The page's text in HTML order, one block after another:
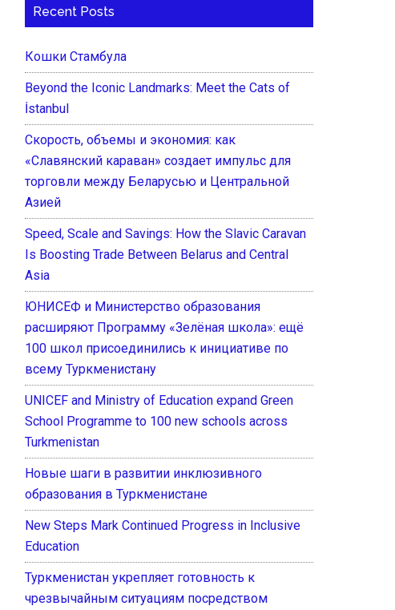
Recent Posts
Кошки Стамбула
Beyond the Iconic Landmarks: Meet the Cats of
İstanbul
Скорость, объемы и экономия: как
«Славянский караван» создает импульс для
торговли между Беларусью и Центральной
Азией
Speed, Scale and Savings: How the Slavic Caravan
Is Boosting Trade Between Belarus and Central
Asia
ЮНИСЕФ и Министерство образования
расширяют Программу «Зелёная школа»: ещё
100 школ присоединились к инициативе по
всему Туркменистану
UNICEF and Ministry of Education expand Green
School Programme to 100 new schools across
Turkmenistan
Новые шаги в развитии инклюзивного
образования в Туркменистане
New Steps Mark Continued Progress in Inclusive
Education
Туркменистан укрепляет готовность к
чрезвычайным ситуациям посредством